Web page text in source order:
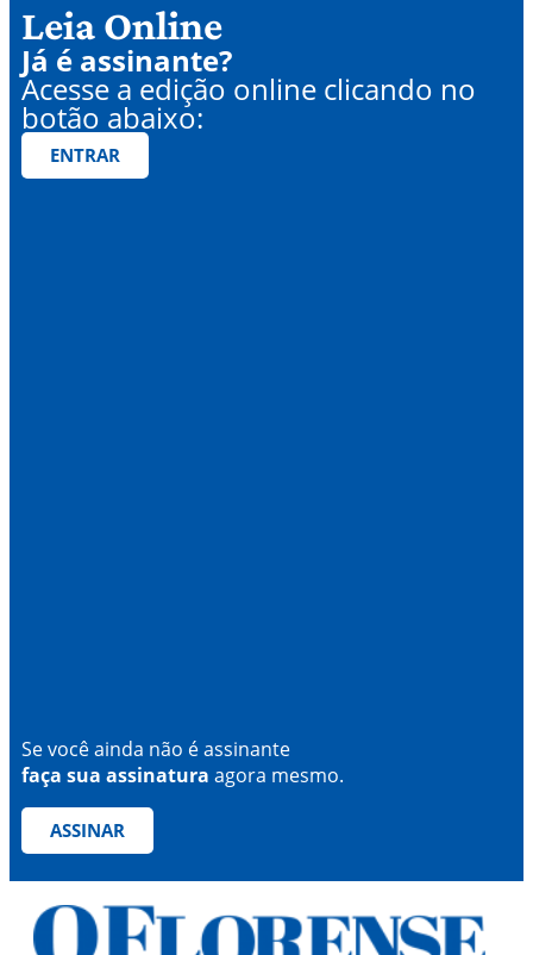
Leia Online
Já é assinante?
Acesse a edição online clicando no
botão abaixo:
ENTRAR
Se você ainda não é assinante
faça sua assinatura agora mesmo.
ASSINAR